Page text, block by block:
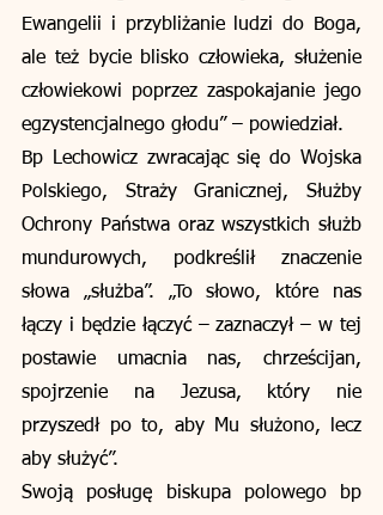
Ewangelii i przybliżanie ludzi do Boga,
ale też bycie blisko człowieka, służenie
człowiekowi poprzez zaspokajanie jego
egzystencjalnego głodu” – powiedział.
Bp Lechowicz zwracając się do Wojska
Polskiego, Straży Granicznej, Służby
Ochrony Państwa oraz wszystkich służb
mundurowych, podkreślił znaczenie
słowa „służba”. „To słowo, które nas
łączy i będzie łączyć – zaznaczył – w tej
postawie umacnia nas, chrześcijan,
spojrzenie na Jezusa, który nie
przyszedł po to, aby Mu służono, lecz
aby służyć”.
Swoją posługę biskupa polowego bp